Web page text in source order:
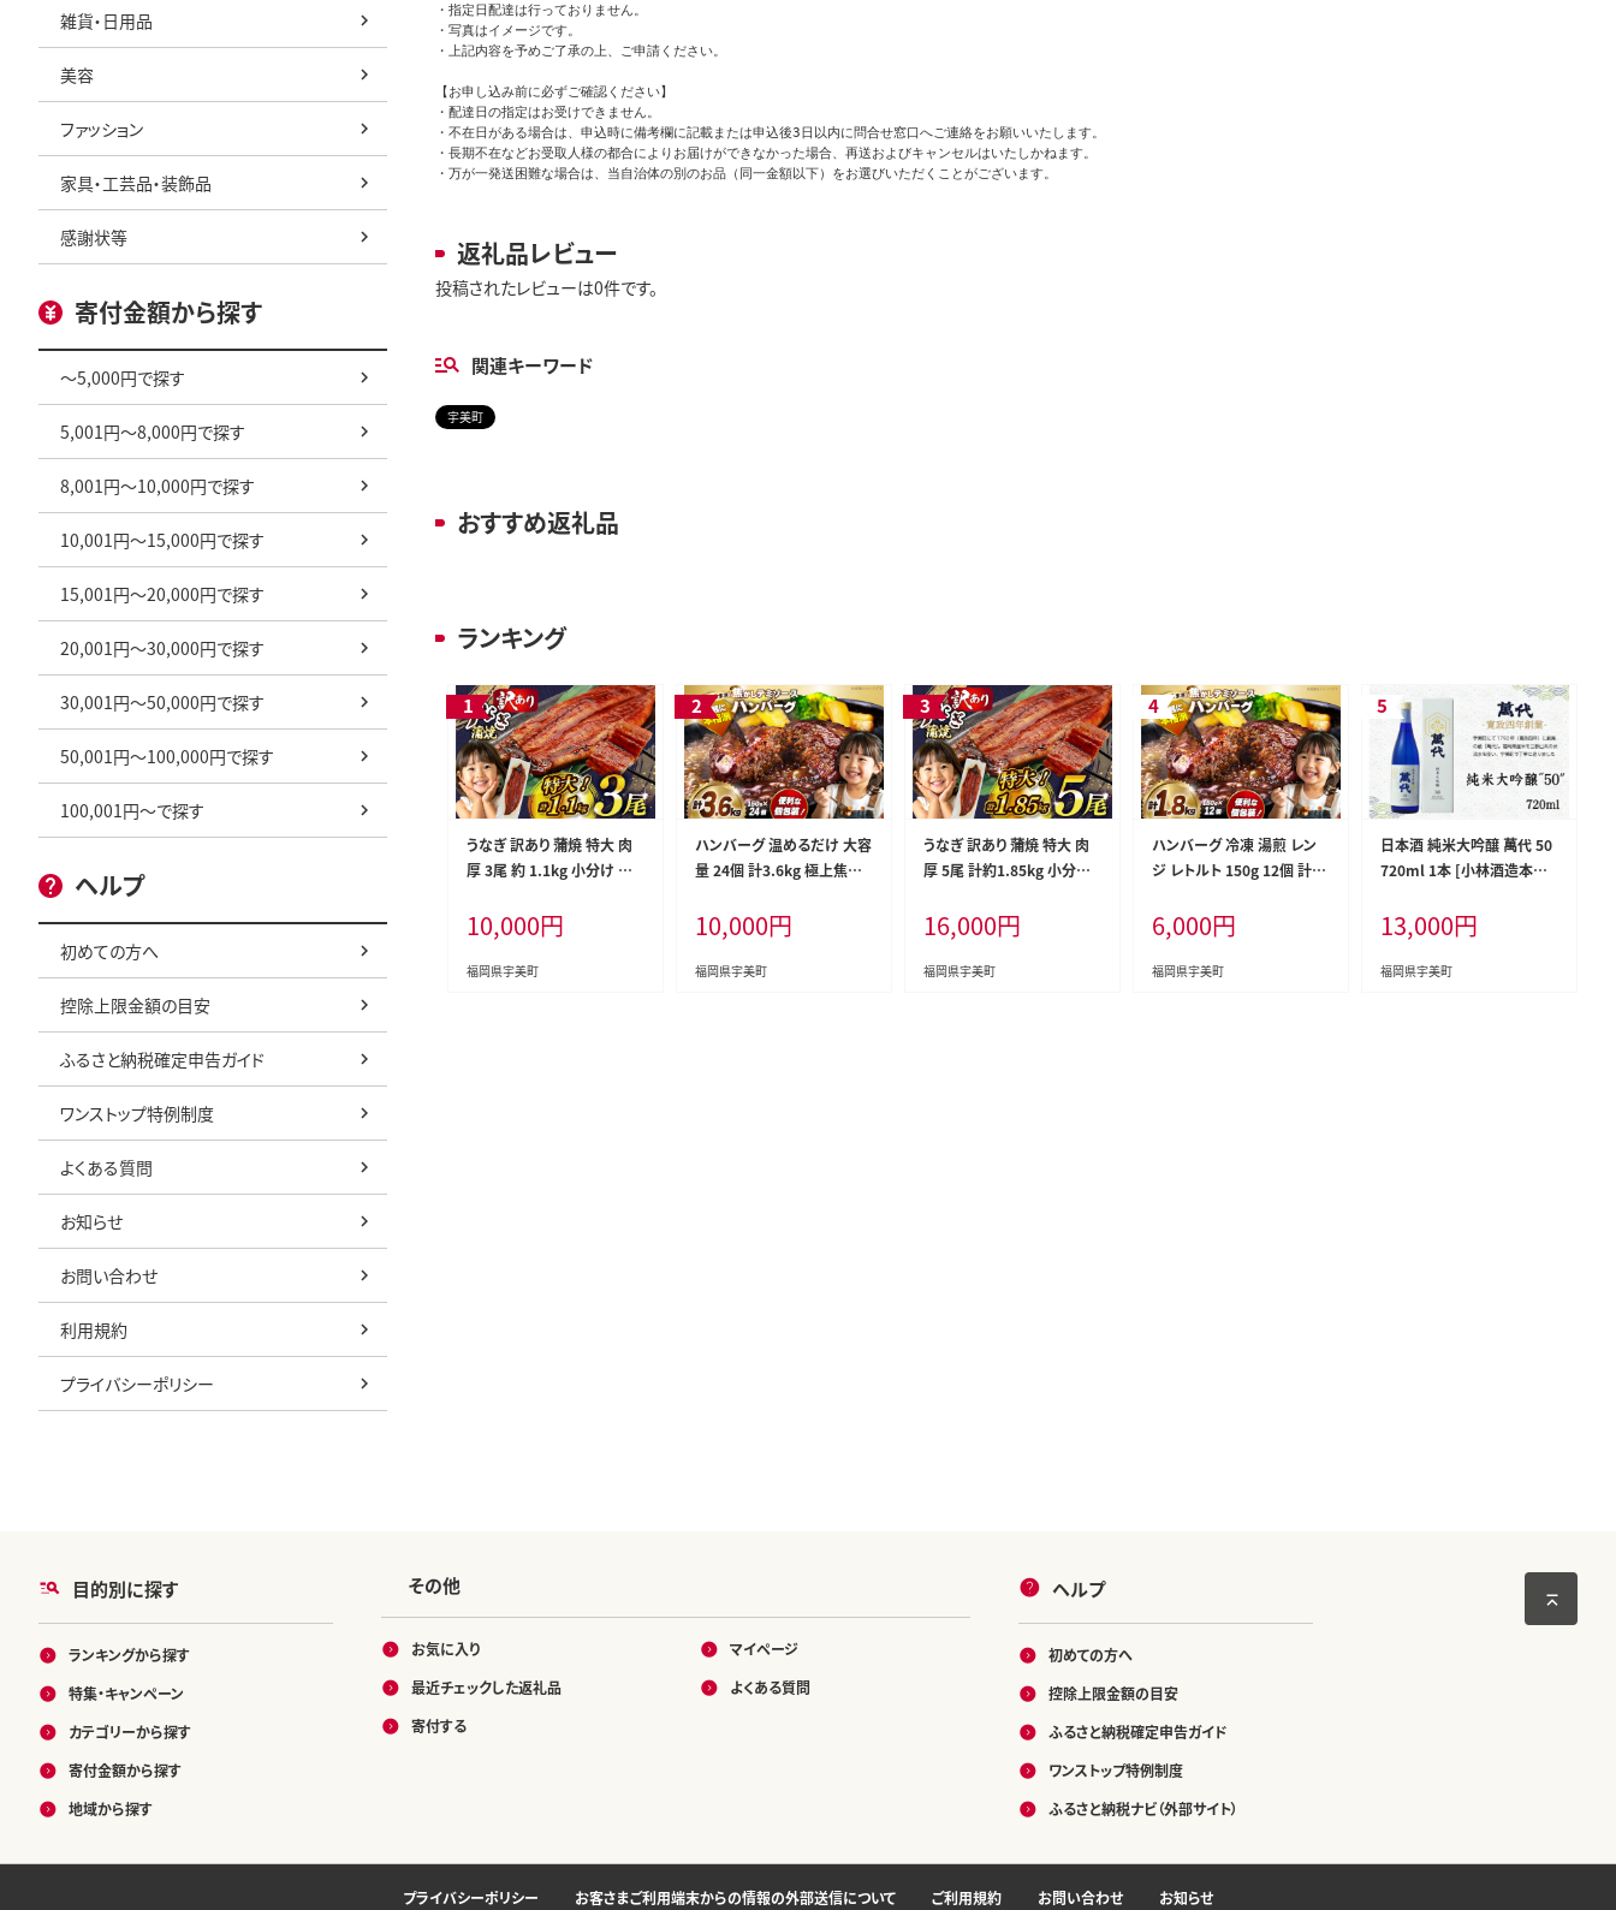
雑貨・日用品
美容
ファッション
家具・工芸品・装飾品
感謝状等
寄付金額から探す
～5,000円で探す
5,001円～8,000円で探す
8,001円～10,000円で探す
10,001円～15,000円で探す
15,001円～20,000円で探す
20,001円～30,000円で探す
30,001円～50,000円で探す
50,001円～100,000円で探す
100,001円～で探す
ヘルプ
初めての方へ
控除上限金額の目安
ふるさと納税確定申告ガイド
ワンストップ特例制度
よくある質問
お知らせ
お問い合わせ
利用規約
プライバシーポリシー
・指定日配達は行っておりません。
・写真はイメージです。
・上記内容を予めご了承の上、ご申請ください。
【お申し込み前に必ずご確認ください】
・配達日の指定はお受けできません。
・不在日がある場合は、申込時に備考欄に記載または申込後3日以内に問合せ窓口へご連絡をお願いいたします。
・長期不在などお受取人様の都合によりお届けができなかった場合、再送およびキャンセルはいたしかねます。
・万が一発送困難な場合は、当自治体の別のお品（同一金額以下）をお選びいただくことがございます。
返礼品レビュー
投稿されたレビューは0件です。
関連キーワード
宇美町
おすすめ返礼品
ランキング
うなぎ 訳あり 蒲焼 特大 肉
厚 3尾 約 1.1kg 小分け タレ
宇美町 um40bak830001]
不揃い 規格外 家庭用 鰻 ウ
ナギ unagi うなぎ蒲焼 鰻蒲
10,000円
福岡県宇美町
ハンバーグ 温めるだけ 大容
量 24個 計3.6kg 極上焦が
岡県 宇美町 um40bak830
003] レンジ 湯煎 冷凍 小分
け 大容量 ハンバーグ 肉 簡
10,000円
福岡県宇美町
うなぎ 訳あり 蒲焼 特大 肉
厚 5尾 計約1.85kg 小分け
岡県 宇美町 um40bak830
010] 不揃い 規格外 鰻 ウナ
ギ unagi うなぎ蒲焼 鰻蒲焼
16,000円
福岡県宇美町
ハンバーグ 冷凍 湯煎 レン
ジ レトルト 150g 12個 計1.
町 um40bak830013] デミ
グラス ソース付き 温めるだ
け 小分け 個包装 湯せん 冷
6,000円
福岡県宇美町
日本酒 純米大吟醸 萬代 50
720ml 1本 [小林酒造本店
0000] 純米酒 酒 お酒 山田
錦 フルーティ
13,000円
福岡県宇美町
目的別に探す
ランキングから探す
特集・キャンペーン
カテゴリーから探す
寄付金額から探す
地域から探す
その他
お気に入り
最近チェックした返礼品
寄付する
マイページ
よくある質問
ヘルプ
初めての方へ
控除上限金額の目安
ふるさと納税確定申告ガイド
ワンストップ特例制度
ふるさと納税ナビ（外部サイト）
プライバシーポリシー お客さまご利用端末からの情報の外部送信について ご利用規約 お問い合わせ お知らせ